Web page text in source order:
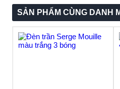
SẢN PHẨM CÙNG DANH